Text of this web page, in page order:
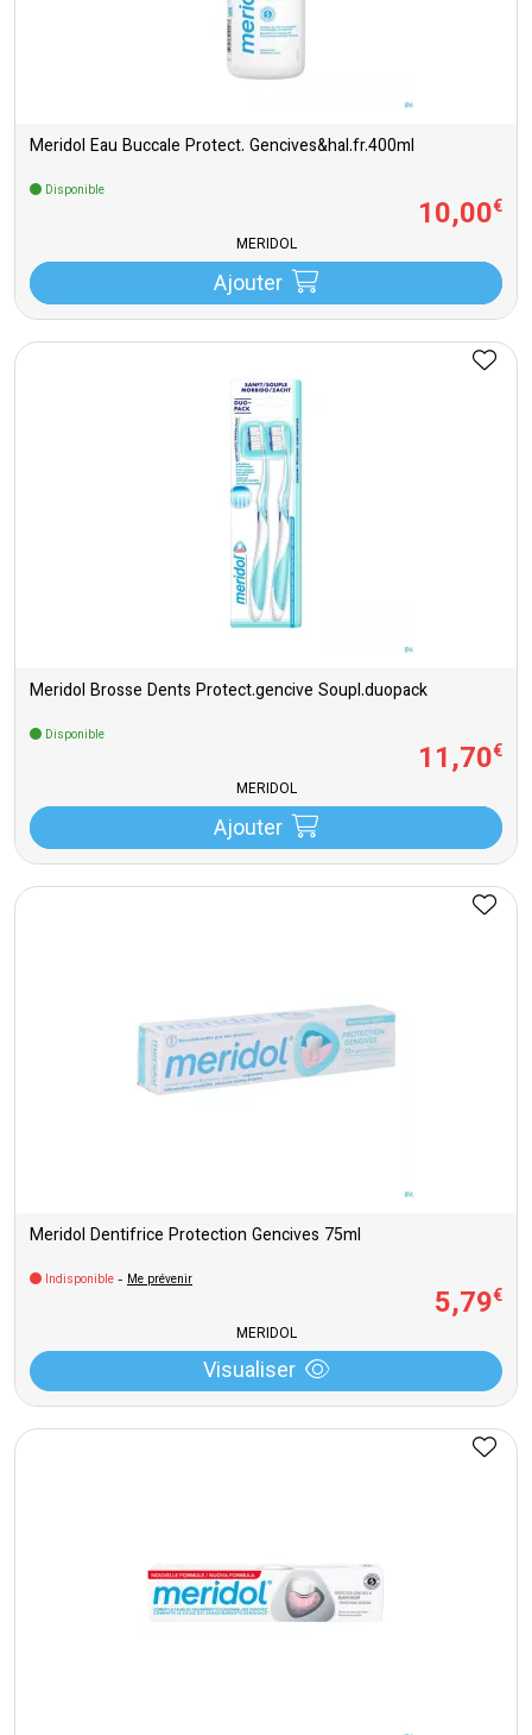
Meridol Eau Buccale Protect. Gencives&hal.fr.400ml
Disponible
10,00€
MERIDOL
Ajouter
Meridol Brosse Dents Protect.gencive Soupl.duopack
Disponible
11,70€
MERIDOL
Ajouter
Meridol Dentifrice Protection Gencives 75ml
Indisponible - Me prévenir
5,79€
MERIDOL
Visualiser